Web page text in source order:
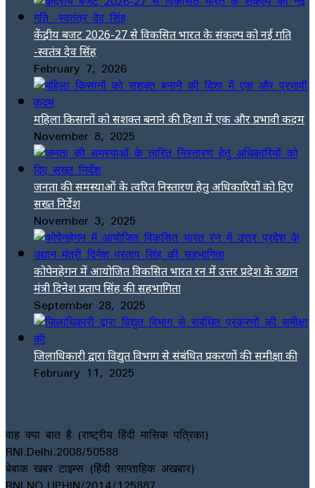
केंद्रीय बजट 2026-27 से विकसित भारत के संकल्प को नई गति
-स्वतंत्र देव सिंह
February 7, 2026
महिला किसानों को सशक्त बनाने की दिशा में एक और प्रभावी कदम
November 8, 2025
जनता की समस्याओं के त्वरित निस्तारण हेतु अधिकारियों को दिए
सख्त निर्देश
November 3, 2025
कोपेनहेगन में आयोजित विकसित भारत रन में उत्तर प्रदेश के उद्यान
मंत्री दिनेश प्रताप सिंह की सहभागिता
September 28, 2025
जिलाधिकारी द्वारा विद्युत विभाग से संबंधित प्रकरणों की समीक्षा की
February 11, 2025
वाह क्या बात है (राष्ट्रीय हिंदी मासिक पत्रिका)
RNI.Delhi.2008/50588
बेबाक खबर टाइम्स (हिंदी साप्ताहिक अखबार)